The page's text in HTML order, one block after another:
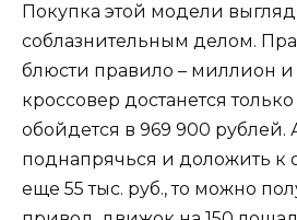
Покупка этой модели
соблазнительным делом.
блюсти правило – миллион и
кроссовер достанется только
обойдется в 969 900 рублей.
поднапрячься и доложить к
еще 55 тыс. руб., то можно